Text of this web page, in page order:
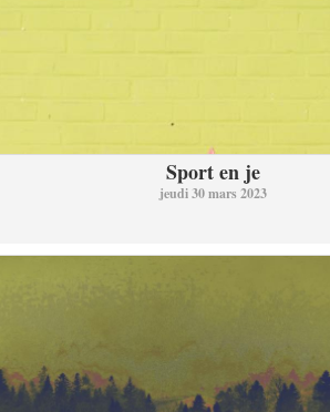
Sport en je
jeudi 30 mars 2023